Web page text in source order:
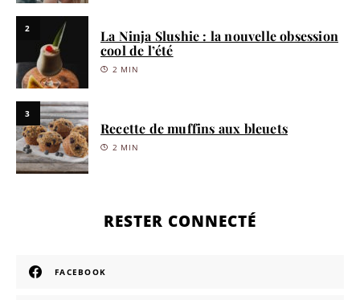
2
La Ninja Slushie : la nouvelle obsession
cool de l’été
2 MIN
3
Recette de muffins aux bleuets
2 MIN
RESTER CONNECTÉ
FACEBOOK